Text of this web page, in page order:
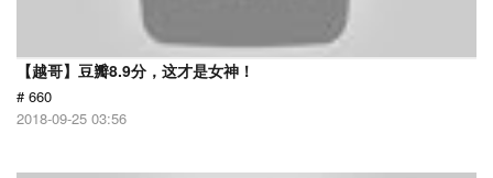
【越哥】豆瓣8.9分，这才是女神！
# 660
2018-09-25 03:56